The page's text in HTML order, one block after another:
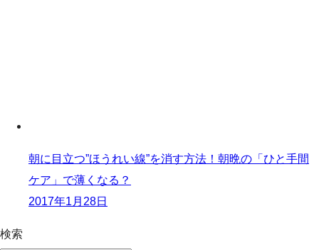
朝に目立つ”ほうれい線”を消す方法！朝晩の「ひと手間
ケア」で薄くなる？
2017年1月28日
検索